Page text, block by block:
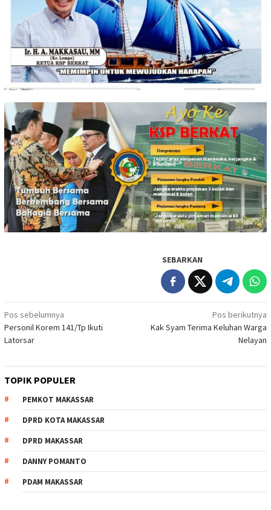
SEBARKAN
Navigasi
pos
Pos sebelumnya
Personil Korem 141/Tp Ikuti
Latorsar
Pos berikutnya
Kak Syam Terima Keluhan Warga
Nelayan
TOPIK POPULER
PEMKOT MAKASSAR
DPRD KOTA MAKASSAR
DPRD MAKASSAR
DANNY POMANTO
PDAM MAKASSAR